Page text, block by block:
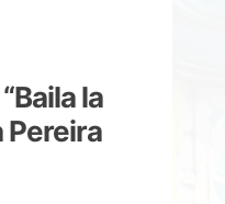
la
Pereira